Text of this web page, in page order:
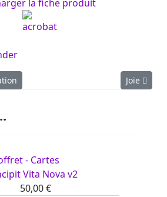
la fiche produit
- Affirmation Article
Joie
Vita Nova v2
50,00 €